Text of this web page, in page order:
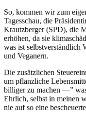
So, kommen wir zum
Tagesschau, die
Krautzberger (SPD), die
erhöhen, da sie
was ist selbstverständlich
und Veganern.
Die zusätzlichen
um pflanzliche
billiger zu machen —”
Ehrlich, selbst in meinen
nie auf so eine